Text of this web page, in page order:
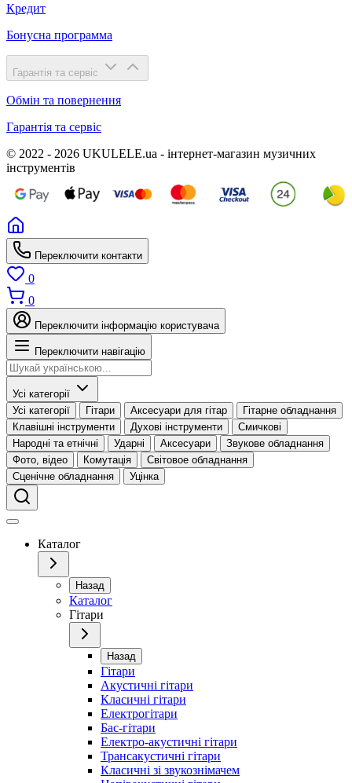
Кредит
Бонусна программа
Гарантія та сервіс
Обмін та повернення
Гарантія та сервіс
© 2022 - 2026 UKULELE.ua - інтернет-магазин музичних
інструментів
Переключити контакти
0
0
Переключити інформацію користувача
Переключити навігацію
Усі категорії
Усі категорії
Гітари Аксесуари для гітар
Гітарне обладнання
Клавішні інструменти
Духові інструменти
Смичкові
Народні та етнічні
Ударні Аксесуари
Звукове обладнання
Фото, відео
Комутація
Світовое обладнання
Сценічне обладнання
Уцінка
Каталог
Назад
Каталог
Гітари
Назад
Гітари
Акустичні гітари
Класичні гітари
Електрогітари
Бас-гітари
Електро-акустичні гітари
Трансакустичні гітари
Класичні зі звукознімачем